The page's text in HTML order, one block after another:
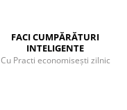
FACI CUMPĂRĂTURI
INTELIGENTE
Cu Practi economisești zilnic